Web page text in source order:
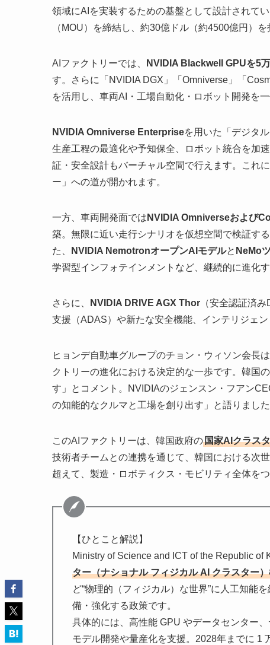
領域にAIを実装するための基盤として設計されて
（MOU）を締結し、約30億ドル（約4500億円）
AIファクトリーでは、 NVIDIA Blackwell GPUを5
す。さらに「NVIDIA DGX」「Omniverse」「
を活用し、車両AI・工場自動化・ロボット開発を
NVIDIA Omniverse Enterpriseを用いた「デジタ
生産工程の最適化や予知保全、ロボット統合を加速
証・安全設計もバーチャル空間で行えます。これ
ー」への道が開かれます。
一方、車両開発面では NVIDIA Omniverseおよび
築。無限に近い走行シナリオを仮想空間で検証す
た、
NVIDIA NemotronオープンAIモデルと NeMo
学習型インフォテインメントなど、継続的に進化
さらに、 NVIDIA DRIVE AGX Thor （安全認証済
支援（ADAS）や新たな安全機能、インテリジェ
ヒョンデ自動車グループのチョン・ウィソン会長
クトリーの進化における決定的な一歩です。韓国
す」とコメント。NVIDIAのジェンスン・フアン
の知能的なクルマと工場を創り出す」と語りました
このAIファクトリーは、韓国政府の国家AIクラス
技術者チームとの連携を通じて、韓国における次
超えて、製造・ロボティクス・モビリティ全体を
【ひとこと解説】
Ministry of Science and ICT of the Republic of
ター（ナショナル フィジカル AI クラスター
ど“物理的（フィジカル）な世界”に人工知能
備・強化する政策です。
具体的には、高性能 GPU やデータセンター
モデル開発や量産化を支援。2028年までに 1